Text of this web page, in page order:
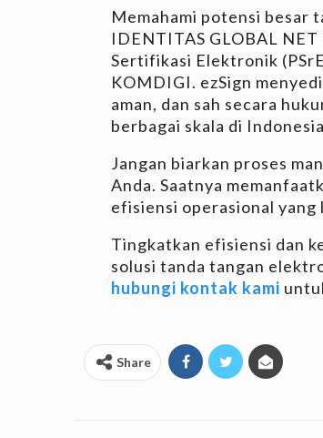
Memahami potensi besar
IDENTITAS GLOBAL NET
Sertifikasi Elektronik
KOMDIGI. ezSign
aman, dan sah secara
berbagai skala di
Jangan biarkan proses
Anda. Saatnya
efisiensi operasional yang
Tingkatkan efisiensi dan
solusi tanda tangan
hubungi kontak kami
Share